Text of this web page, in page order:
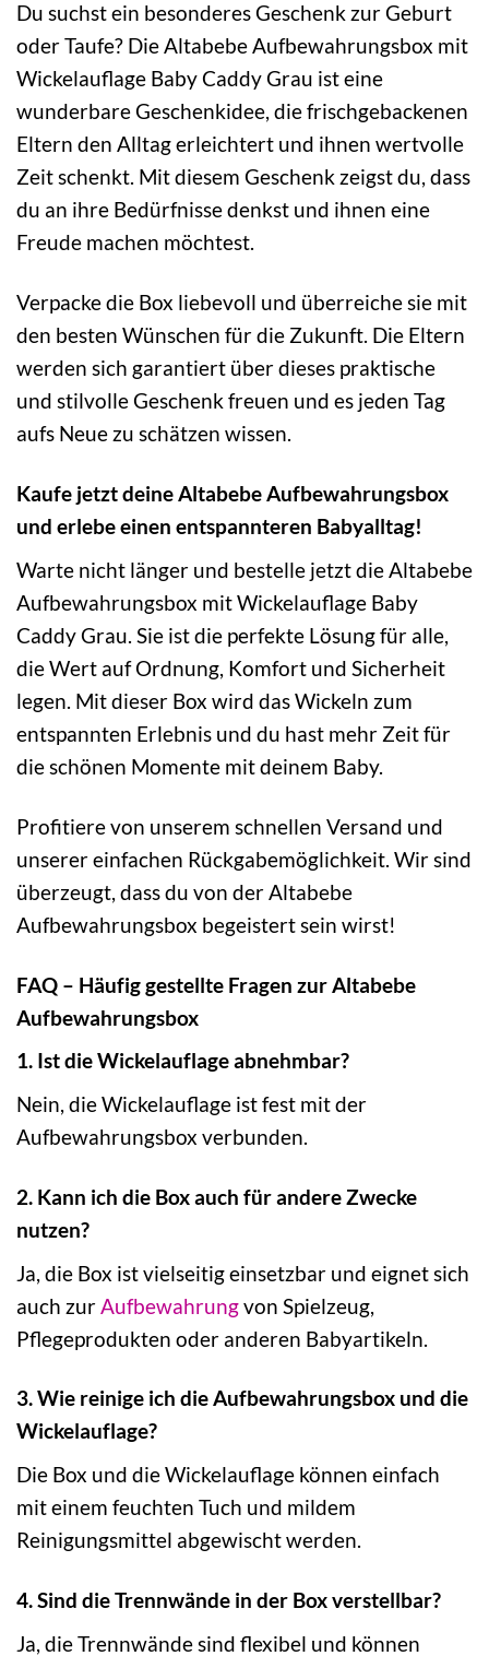
Du suchst ein besonderes Geschenk zur Geburt
oder Taufe? Die Altabebe Aufbewahrungsbox mit
Wickelauflage Baby Caddy Grau ist eine
wunderbare Geschenkidee, die frischgebackenen
Eltern den Alltag erleichtert und ihnen wertvolle
Zeit schenkt. Mit diesem Geschenk zeigst du, dass
du an ihre Bedürfnisse denkst und ihnen eine
Freude machen möchtest.
Verpacke die Box liebevoll und überreiche sie mit
den besten Wünschen für die Zukunft. Die Eltern
werden sich garantiert über dieses praktische
und stilvolle Geschenk freuen und es jeden Tag
aufs Neue zu schätzen wissen.
Kaufe jetzt deine Altabebe Aufbewahrungsbox
und erlebe einen entspannteren Babyalltag!
Warte nicht länger und bestelle jetzt die Altabebe
Aufbewahrungsbox mit Wickelauflage Baby
Caddy Grau. Sie ist die perfekte Lösung für alle,
die Wert auf Ordnung, Komfort und Sicherheit
legen. Mit dieser Box wird das Wickeln zum
entspannten Erlebnis und du hast mehr Zeit für
die schönen Momente mit deinem Baby.
Profitiere von unserem schnellen Versand und
unserer einfachen Rückgabemöglichkeit. Wir sind
überzeugt, dass du von der Altabebe
Aufbewahrungsbox begeistert sein wirst!
FAQ – Häufig gestellte Fragen zur Altabebe
Aufbewahrungsbox
1. Ist die Wickelauflage abnehmbar?
Nein, die Wickelauflage ist fest mit der
Aufbewahrungsbox verbunden.
2. Kann ich die Box auch für andere Zwecke
nutzen?
Ja, die Box ist vielseitig einsetzbar und eignet sich
auch zur Aufbewahrungvon Spielzeug,
Pflegeprodukten oder anderen Babyartikeln.
3. Wie reinige ich die Aufbewahrungsbox und die
Wickelauflage?
Die Box und die Wickelauflage können einfach
mit einem feuchten Tuch und mildem
Reinigungsmittel abgewischt werden.
4. Sind die Trennwände in der Box verstellbar?
Ja, die Trennwände sind flexibel und können